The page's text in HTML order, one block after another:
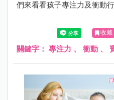
們來看看孩子專注力及衝動
收藏
關鍵字： 專注力 、 衝動 、